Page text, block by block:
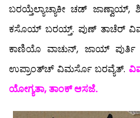
ಬರಯ್ತೆಲ್ಯಾಚ್ಯಾಕೀ ಚಡ್
ಕಸೊಯ್ ಬರಯ್ತ್. ಪುಣ್ ತಾಚೆರ್
ಕಾಣಿಯೊ ವಾಚುನ್, ಜಾಯ್ ಪುರ್ತಿ
ಉಪ್ರಾಂತ್‍ಚ್ ವಿಮರ್ಸೊ ಬರವ್ಯೆತ್.
ಯೋಗ್ಯತಾ, ತಾಂಕ್ ಆಸಜೆ.